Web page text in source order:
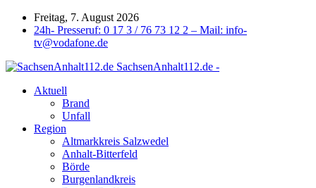
Freitag, 7. August 2026
24h- Presseruf: 0 17 3 / 76 73 12 2 – Mail: info-
tv@vodafone.de
SachsenAnhalt112.de -
Aktuell
Brand
Unfall
Region
Altmarkkreis Salzwedel
Anhalt-Bitterfeld
Börde
Burgenlandkreis